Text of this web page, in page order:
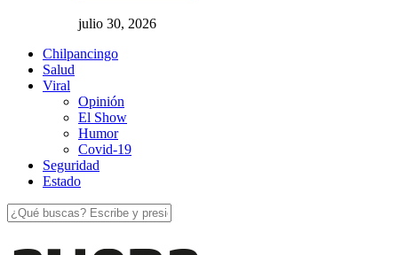
julio 30, 2026
Chilpancingo
Salud
Viral
Opinión
El Show
Humor
Covid-19
Seguridad
Estado